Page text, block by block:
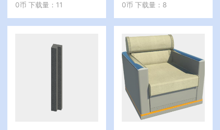
0币 下载量：11
0币 下载量：8